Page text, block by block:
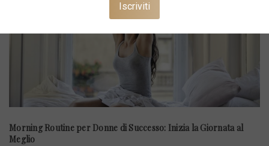
Morning Routine per Donne di Successo: Inizia la Giornata al
Meglio